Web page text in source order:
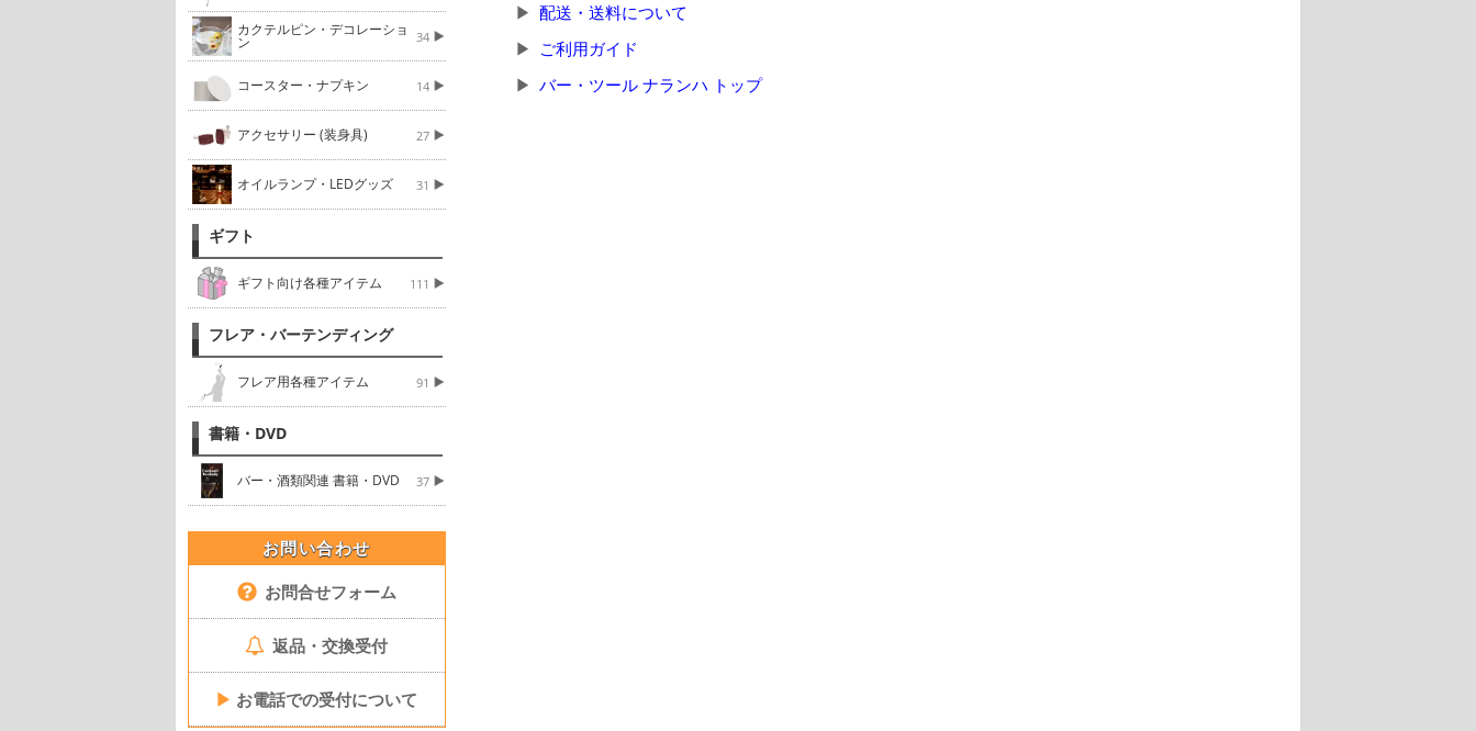
カクテルピン・デコレーショ
ン 34
コースター・ナプキン 14
アクセサリー (装身具) 27
オイルランプ・LEDグッズ 31
ギフト
ギフト向け各種アイテム 111
フレア・バーテンディング
フレア用各種アイテム 91
書籍・DVD
バー・酒類関連 書籍・DVD 37
お問い合わせ
お問合せフォーム
返品・交換受付
▶ お電話での受付について
配送・送料について
ご利用ガイド
バー・ツール ナランハ トップ